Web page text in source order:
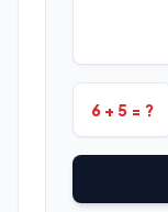
6 + 5 = ?